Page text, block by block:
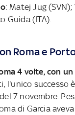
: Matej Jug (SVN);
Guida (ITA).
Roma e
4 volte, con
l'unico successo
7 novembre.
di Garcia